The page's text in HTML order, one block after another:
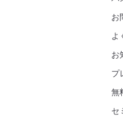
お
よ
お
プ
無
セ